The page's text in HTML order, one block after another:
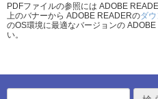
PDFファイルの参照には ADOBE
上のバナーから ADOBE READERのダ
のOS環境に最適なバージョンの
い。